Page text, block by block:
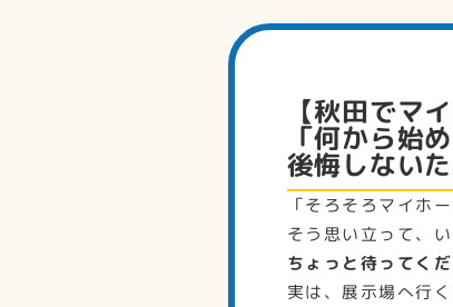
【秋田でマ
「何から始
後悔しない
「そろそろマイホ
そう思い立って、
ちょっと待ってくだ
実は、展示場へ行